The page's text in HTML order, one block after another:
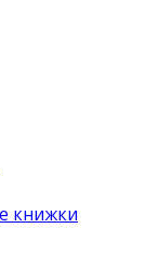
книжки